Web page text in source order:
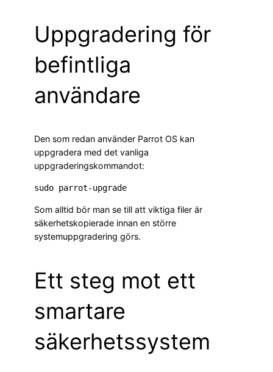
Uppgradering för
befintliga
användare
Den som redan använder Parrot OS kan
uppgradera med det vanliga
uppgraderingskommandot:
Som alltid bör man se till att viktiga filer är
säkerhetskopierade innan en större
systemuppgradering görs.
Ett steg mot ett
smartare
säkerhetssystem